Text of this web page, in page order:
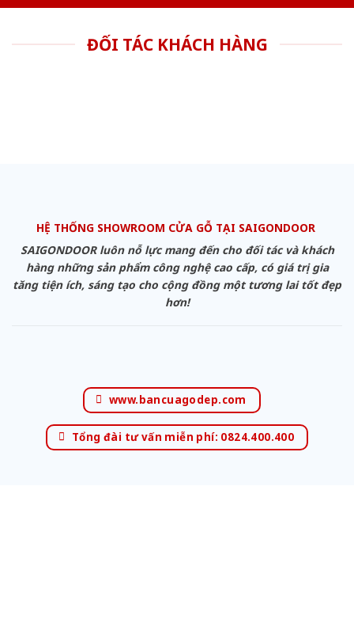
ĐỐI TÁC KHÁCH HÀNG
HỆ THỐNG SHOWROOM CỬA GỖ TẠI SAIGONDOOR
SAIGONDOOR luôn nỗ lực mang đến cho đối tác và khách
hàng những sản phẩm công nghệ cao cấp, có giá trị gia
tăng tiện ích, sáng tạo cho cộng đồng một tương lai tốt đẹp
hơn!
www.bancuagodep.com
Tổng đài tư vấn miễn phí: 0824.400.400